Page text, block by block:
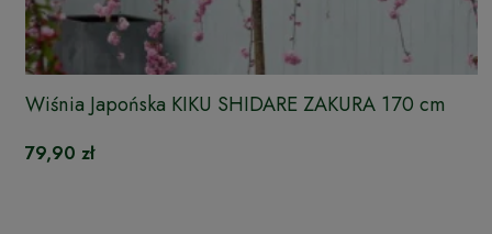
Wiśnia Japońska KIKU SHIDARE ZAKURA 170 cm
79,90 zł